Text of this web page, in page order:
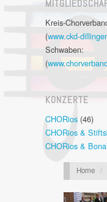
Kreis-
(www.ckd-
Schwaben:
(
KONZERTE
CHORios (46)
CHORios &
CHORios &
Home /